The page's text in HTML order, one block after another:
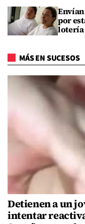
por
lotería
MÁS EN SUCESOS
Detienen a un
intentar